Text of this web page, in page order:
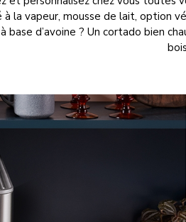
à la vapeur, mousse de lait, option
base d’avoine ? Un cortado bien